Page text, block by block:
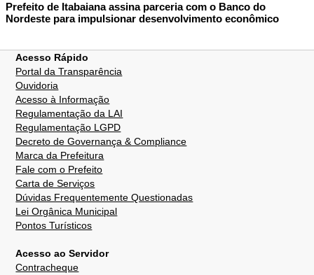
Prefeito de Itabaiana assina parceria com o Banco do
Nordeste para impulsionar desenvolvimento econômico
Acesso Rápido
Portal da Transparência
Ouvidoria
Acesso à Informação
Regulamentação da LAI
Regulamentação LGPD
Decreto de Governança & Compliance
Marca da Prefeitura
Fale com o Prefeito
Carta de Serviços
Dúvidas Frequentemente Questionadas
Lei Orgânica Municipal
Pontos Turísticos
Acesso ao Servidor
Contracheque